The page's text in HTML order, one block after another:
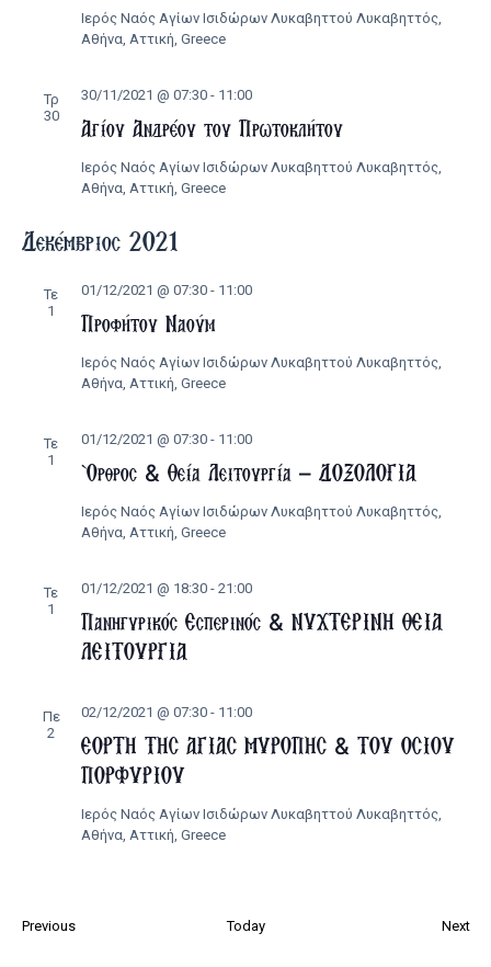
Ιερός Ναός Αγίων Ισιδώρων Λυκαβηττού Λυκαβηττός,
Αθήνα, Αττική, Greece
Τρ
30
Αγίου Ανδρέου του Πρωτοκλήτου
30/11/2021 @ 07:30- 11:00
Ιερός Ναός Αγίων Ισιδώρων Λυκαβηττού Λυκαβηττός,
Αθήνα, Αττική, Greece
Δεκέμβριος 2021
Τε
1
Προφήτου Ναούμ
01/12/2021 @ 07:30- 11:00
Ιερός Ναός Αγίων Ισιδώρων Λυκαβηττού Λυκαβηττός,
Αθήνα, Αττική, Greece
Τε
1
Όρθρος & Θεία Λειτουργία – ΔΟΞΟΛΟΓΙΑ
01/12/2021 @ 07:30- 11:00
Ιερός Ναός Αγίων Ισιδώρων Λυκαβηττού Λυκαβηττός,
Αθήνα, Αττική, Greece
Τε
1
Πανηγυρικός Εσπερινός & ΝΥΧΤΕΡΙΝΗ ΘΕΙΑ
ΛΕΙΤΟΥΡΓΙΑ
01/12/2021 @ 18:30- 21:00
Πε
2
ΕΟΡΤΗ ΤΗΣ ΑΓΙΑΣ ΜΥΡΟΠΗΣ & ΤΟΥ ΟΣΙΟΥ
ΠΟΡΦΥΡΙΟΥ
02/12/2021 @ 07:30- 11:00
Ιερός Ναός Αγίων Ισιδώρων Λυκαβηττού Λυκαβηττός,
Αθήνα, Αττική, Greece
PreviousΕκδηλώσεις Today Next